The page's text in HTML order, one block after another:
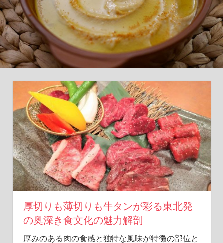
る、
絶
品
牛
た
ん
の
旅
厚切りも薄切りも牛タンが彩る東北発
の奥深き食文化の魅力解剖
厚みのある肉の食感と独特な風味が特徴の部位と